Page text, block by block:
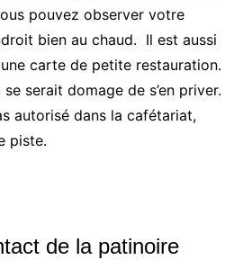
pouvez observer votre
bien au chaud. Il est aussi
carte de petite restauration.
serait domage de s’en priver.
autorisé dans la cafétariat,
piste.
de la patinoire